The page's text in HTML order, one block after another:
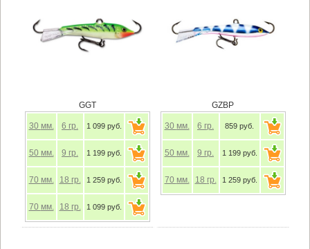
GGT
30 мм. 6 гр. 1 099 руб.
50 мм. 9 гр. 1 199 руб.
70 мм. 18 гр. 1 259 руб.
70 мм. 18 гр. 1 099 руб.
GZBP
30 мм. 6 гр. 859 руб.
50 мм. 9 гр. 1 199 руб.
70 мм. 18 гр. 1 259 руб.